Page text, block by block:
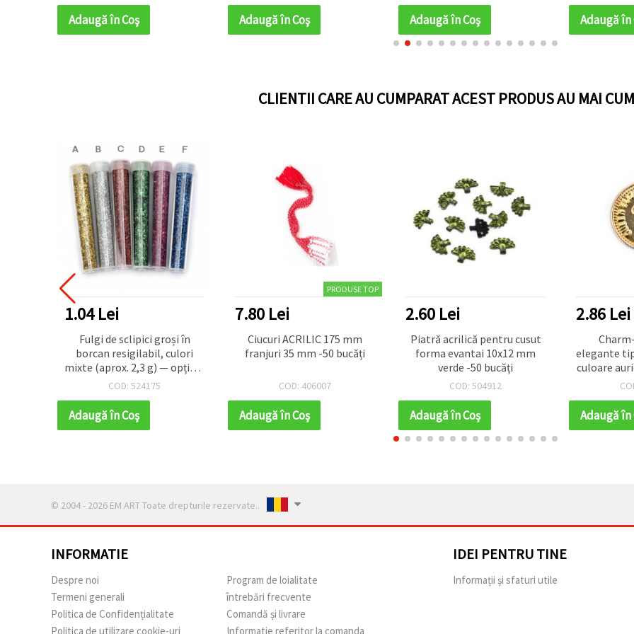
Adaugă în Coş Adaugă în Coş Adaugă în Coş Adaugă în
CLIENTII CARE AU CUMPARAT ACEST PRODUS AU MAI
1.04 Lei
Fulgi de sclipici groși în
borcan resigilabil, culori
mixte (aprox. 2,3 g) — opțiuni
aurii și argintii — sclipici vrac
rășină, slime, cardmaking și
decorațiuni
COD: 524175
Adaugă în Coş
PRODUSE TOP
7.80 Lei
Ciucuri ACRILIC 175 mm
franjuri 35 mm -50 bucăți
COD: 406007
Adaugă în Coş
2.60 Lei
Piatră acrilică pentru cusut
forma evantai 10x12 mm
verde -50 bucăți
COD: 504912
Adaugă în Coş
2.86 Lei
elegante
culoare
2 mm,
Adaugă în
© 2004 - 2026 EM ART Toate drepturile rezervate..
INFORMATIE
Despre noi
Termeni generali
Politica de Confidențialitate
Politica de utilizare cookie-uri
Program de loialitate
întrebări frecvente
Comandă și livrare
Informatie referitor la comanda
IDEI PENTRU TINE
Informații și sfaturi utile